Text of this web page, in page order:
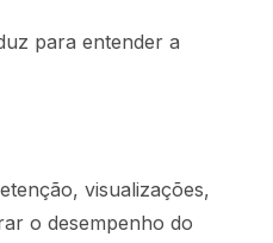
para entender a
visualizações,
o desempenho do